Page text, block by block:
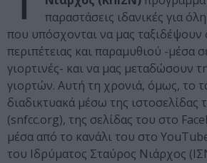
παραστάσεις ιδανικές για
που υπόσχονται να μας ταξιδέψουν
περιπέτειας και παραμυθιού -μέσα
γιορτινές- και να μας μεταδώσουν
γιορτών. Αυτή τη χρονιά, όμως, το
διαδικτυακά μέσω της ιστοσελίδας
(snfcc.org), της σελίδας του στο
μέσα από το κανάλι του στο
του Ιδρύματος Σταύρος Νιάρχος